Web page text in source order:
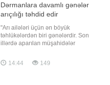
Dərmanlara davamlı gənələr
arıçılığı təhdid edir
"Arı ailələri üçün ən böyük
təhlükələrdən biri gənələrdir. Son
illərdə aparılan müşahidələr
edən bəzi gənələr istifadə olunan
dərmanlara qarşı davamlılıq
14:44 149